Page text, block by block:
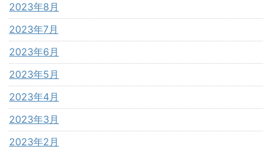
2023年8月
2023年7月
2023年6月
2023年5月
2023年4月
2023年3月
2023年2月